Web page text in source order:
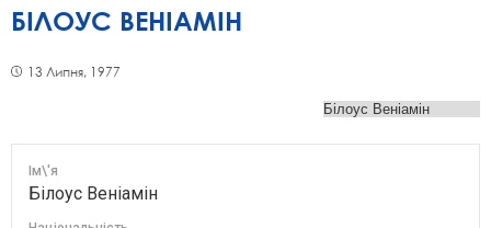
БІЛОУС ВЕНІАМІН
13 Липня, 1977
Ім\'я
Білоус Веніамін